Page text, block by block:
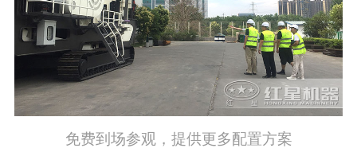
免费到场参观，提供更多配置方案